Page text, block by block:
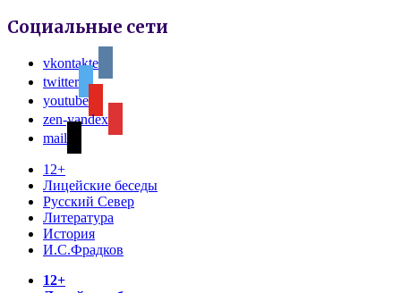
Социальные сети
vkontakte
twitter
youtube
zen-yandex
mail
12+
Лицейские беседы
Русский Север
Литература
История
И.С.Фрадков
12+